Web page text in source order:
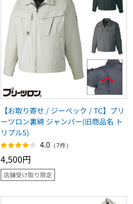
【お取り寄せ / ジーベック / TC】プリ
ーツロン裏綿 ジャンパー(旧商品名 ト
リプル5)
4.0 （7件）
4,500円
店舗受け取り限定